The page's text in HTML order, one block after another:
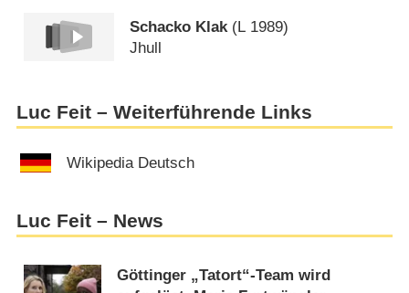
Schacko Klak (L 1989)
Jhull
Luc Feit – Weiterführende Links
Wikipedia Deutsch
Luc Feit – News
Göttinger „Tatort“-Team wird